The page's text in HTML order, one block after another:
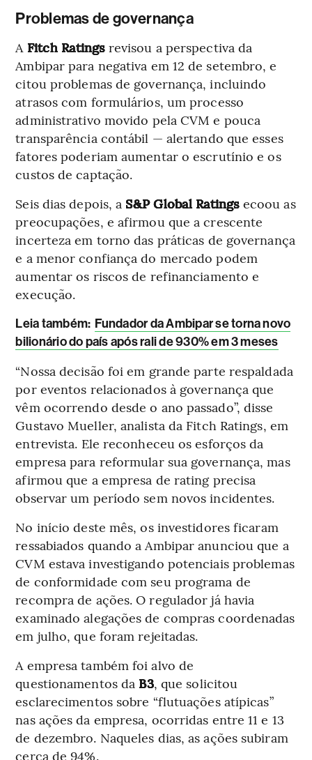
Problemas de governança
A Fitch Ratingsrevisou a perspectiva da
Ambipar para negativa em 12 de setembro, e
citou problemas de governança, incluindo
atrasos com formulários, um processo
administrativo movido pela CVM e pouca
transparência contábil — alertando que esses
fatores poderiam aumentar o escrutínio e os
custos de captação.
Seis dias depois, a S&P Global Ratingsecoou as
preocupações, e afirmou que a crescente
incerteza em torno das práticas de governança
e a menor confiança do mercado podem
aumentar os riscos de refinanciamento e
execução.
Leia também: Fundador da Ambipar se torna novo
bilionário do país após rali de 930% em 3 meses
“Nossa decisão foi em grande parte respaldada
por eventos relacionados à governança que
vêm ocorrendo desde o ano passado”, disse
Gustavo Mueller, analista da Fitch Ratings, em
entrevista. Ele reconheceu os esforços da
empresa para reformular sua governança, mas
afirmou que a empresa de rating precisa
observar um período sem novos incidentes.
No início deste mês, os investidores ficaram
ressabiados quando a Ambipar anunciou que a
CVM estava investigando potenciais problemas
de conformidade com seu programa de
recompra de ações. O regulador já havia
examinado alegações de compras coordenadas
em julho, que foram rejeitadas.
A empresa também foi alvo de
questionamentos da B3, que solicitou
esclarecimentos sobre “flutuações atípicas”
nas ações da empresa, ocorridas entre 11 e 13
de dezembro. Naqueles dias, as ações subiram
cerca de 94%.